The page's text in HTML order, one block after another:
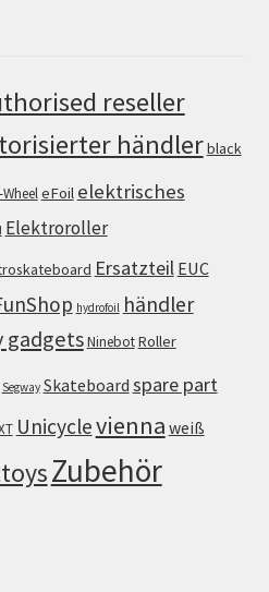
reseller
händlerblack
WheeleFoil elektrisches
Elektroroller
Ersatzteil EUC
hydrofoil händler
gadgetsNinebotRoller
Segway Skateboard spare part
Unicyclevienna weiß
Zubehör